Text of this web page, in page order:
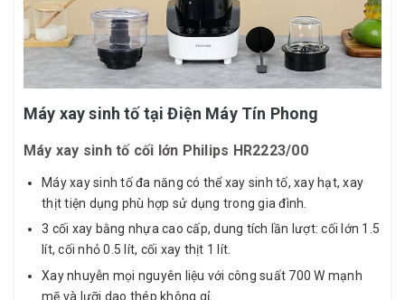
Máy xay sinh tố tại Điện Máy Tín Phong
Máy xay sinh tố cối lớn Philips HR2223/00
Máy xay sinh tố đa năng có thể xay sinh tố, xay hạt, xay
thịt tiện dụng phù hợp sử dụng trong gia đình.
3 cối xay bằng nhựa cao cấp, dung tích lần lượt: cối lớn 1.5
lít, cối nhỏ 0.5 lít, cối xay thịt 1 lít.
Xay nhuyễn mọi nguyên liệu với công suất 700 W mạnh
mẽ và lưỡi dao thép không gỉ.